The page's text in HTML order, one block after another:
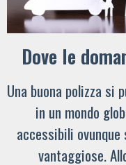
Dove le
Una buona polizza si
in un mondo
accessibili
vantaggiose.